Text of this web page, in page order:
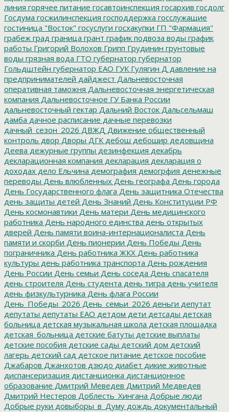
линия горячее питание госавтоинспекция госархив госдолг
Госдума госжилинспекция господдержка госслужащие
гостиница "Восток" госуслуги госхакупки ГП "Фармация"
грабеж град граница грант график подвоза воды график
работы Григорий Волохов Грипп Грудинин грунтовые
воды грязная вода ГТО губернатор губернатор
Гольдштейн губернатор ЕАО ГУК Гулягин Д давление на
предпринимателей дайджест Дальневосточная
оперативная таможня Дальневосточная энергетическая
компания Дальневосточное ГУ Банка России
дальневосточный гектар Дальний Восток Дальсельмаш
дамба дачное расписание дачные перевозки
дачный_сезон_2026 ДВЖД Движение общественный
контроль двор Дворы ДГК дебош дебошир дедовщина
Деева дежурные группы дезинфекция декабрь
декларационная компания декларация декларация о
доходах дело Ельчина демография демогрфия денежные
переводы День влюбленных День географа День города
День Государственного флага День защитника Отечества
день защиты детей День Знаний День Конституции РФ
День космонавтики День матери День медицинского
работника День народного единства день открытых
дверей День памяти воина-интернационалиста День
памяти и скорби День пионерии День Победы День
пограничника День работника ЖКХ День работника
культуры день работника транспорта День рождения
День России День семьи День соседа День спасателя
день строителя День студента день тигра день учителя
день физкультурника День флага России
День_Победы_2026 День_семьи_2026 деньги депутат
депутаты депутаты ЕАО детдом дети детсады детская
больница детская музыкальная школа детская площадка
детская_больница детские батуты детские выплаты
детские пособия детские сады детский дом детский
лагерь детский сад детское питание детское пособие
Джабаров Джанхотов дзюдо диабет дикие животные
диспансеризация дистанционка дистанционное
образование Дмитрий Меведев Дмитрий Медведев
Дмитрий Нестеров Доблесть_Хингана Добрые люди
Добрые руки довыборы_в_Думу дождь документальный